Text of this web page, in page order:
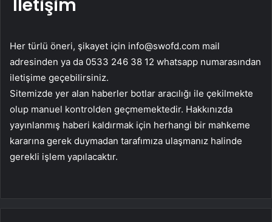
İletişim
Her türlü öneri, şikayet için info@swofd.com mail
adresinden ya da 0533 246 38 12 whatsapp numarasından
iletişime geçebilirsiniz.
Sitemizde yer alan haberler botlar aracılığı ile çekilmekte
olup manuel kontrolden geçmemektedir. Hakkınızda
yayınlanmış haberi kaldırmak için herhangi bir mahkeme
kararına gerek duymadan tarafımıza ulaşmanız halinde
gerekli işlem yapılacaktır.